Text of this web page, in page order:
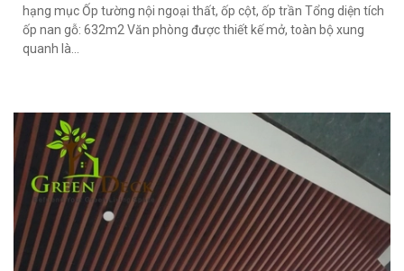
hạng mục Ốp tường nội ngoại thất, ốp cột, ốp trần Tổng diện tích
ốp nan gỗ: 632m2 Văn phòng được thiết kế mở, toàn bộ xung
quanh là...